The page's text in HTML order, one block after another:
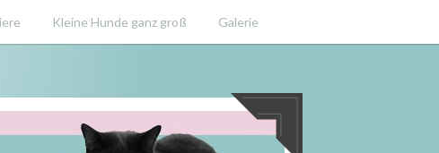
Kleine Hunde ganz groß Galerie